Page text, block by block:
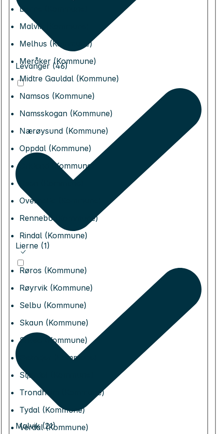
Lierne (Kommune)
Malvik (Kommune)
Melhus (Kommune)
Meråker (Kommune)
Midtre Gauldal (Kommune)
Namsos (Kommune)
Namsskogan (Kommune)
Nærøysund (Kommune)
Oppdal (Kommune)
Orkland (Kommune)
Overhalla (Kommune)
Rennebu (Kommune)
Rindal (Kommune)
Røros (Kommune)
Røyrvik (Kommune)
Selbu (Kommune)
Skaun (Kommune)
Snåsa (Kommune)
Steinkjer (Kommune)
Stjørdal (Kommune)
Trondheim (Kommune)
Tydal (Kommune)
Verdal (Kommune)
Levanger (46)
Lierne (1)
Malvik (21)